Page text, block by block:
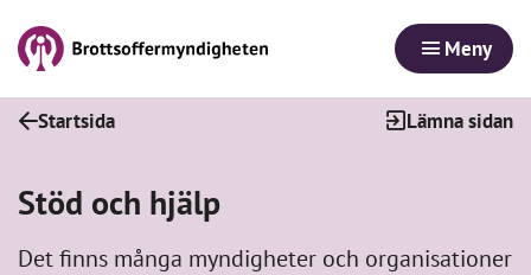
Meny
Startsida Lämna sidan
Stöd och hjälp
Det finns många myndigheter och organisationer